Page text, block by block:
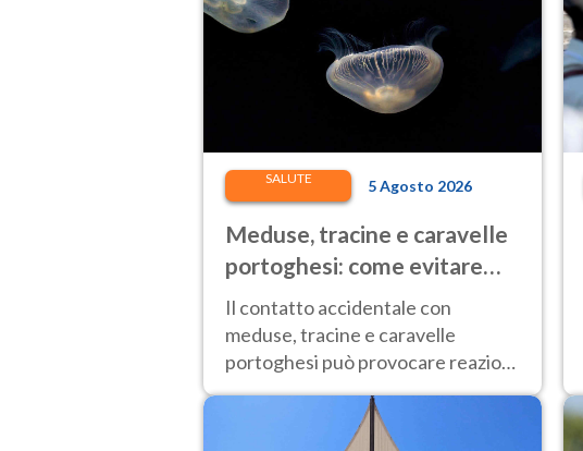
SALUTE 5 Agosto 2026
Meduse, tracine e caravelle
portoghesi: come evitare
punture e cosa fare in caso
di contatto
Il contatto accidentale con
meduse, tracine e caravelle
portoghesi può provocare reazioni
dolorose: come evitare le punture
e come comportarsi.